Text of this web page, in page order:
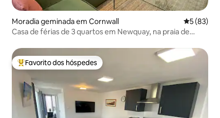
Moradia geminada em Cornwall
5 (83)
Casa de férias de 3 quartos em Newquay, na praia de
Favoritos dos hóspedes mais apreciados
Favorito dos hóspedes